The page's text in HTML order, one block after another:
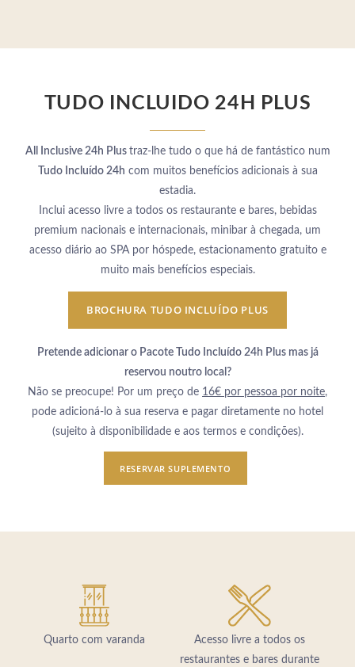
TUDO INCLUIDO 24H PLUS
All Inclusive 24h Plus traz-lhe tudo o que há de fantástico num
Tudo Incluído 24h com muitos benefícios adicionais à sua
estadia.
Inclui acesso livre a todos os restaurante e bares, bebidas
premium nacionais e internacionais, minibar à chegada, um
acesso diário ao SPA por hóspede, estacionamento gratuito e
muito mais benefícios especiais.
BROCHURA TUDO INCLUÍDO PLUS
Pretende adicionar o Pacote Tudo Incluído 24h Plus mas já
reservou noutro local?
Não se preocupe! Por um preço de 16€ por pessoa por noite,
pode adicioná-lo à sua reserva e pagar diretamente no hotel
(sujeito à disponibilidade e aos termos e condições).
RESERVAR SUPLEMENTO
Quarto com varanda
Acesso livre a todos os
restaurantes e bares durante